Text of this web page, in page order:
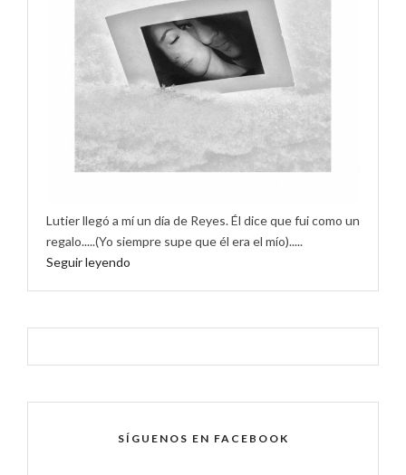
Lutier llegó a mí un día de Reyes. Él dice que fui como un
regalo.....(Yo siempre supe que él era el mío).....
Seguir leyendo
SÍGUENOS EN FACEBOOK